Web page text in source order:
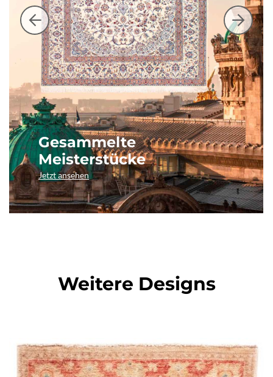
Gesammelte
Meisterstücke
Jetzt ansehen
Weitere Designs